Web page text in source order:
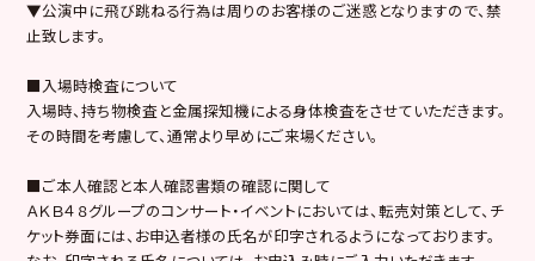
▼公演中に飛び跳ねる行為は周りのお客様のご迷惑となりますので、禁
止致します。
■入場時検査について
入場時、持ち物検査と金属探知機による身体検査をさせていただきます。
その時間を考慮して、通常より早めにご来場ください。
■ご本人確認と本人確認書類の確認に関して
ＡＫＢ４８グループのコンサート・イベントにおいては、転売対策として、チ
ケット券面には、お申込者様の氏名が印字されるようになっております。